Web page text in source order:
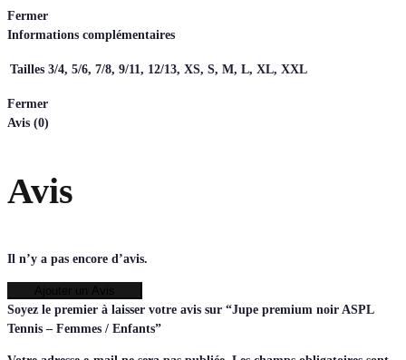
Fermer
Informations complémentaires
Tailles 3/4, 5/6, 7/8, 9/11, 12/13, XS, S, M, L, XL, XXL
Fermer
Avis (0)
Avis
Il n’y a pas encore d’avis.
Soyez le premier à laisser votre avis sur “Jupe premium noir ASPL
Tennis – Femmes / Enfants”